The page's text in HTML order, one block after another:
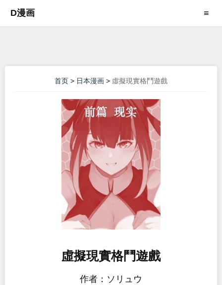
D漫画 ≡
首页 > 日本漫画 > 虛擬現實格鬥遊戲
虛擬現實格鬥遊戲
作者：ソリュウ